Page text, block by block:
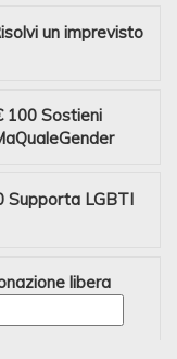
un imprevisto
100 Sostieni
Supporta LGBTI
libera